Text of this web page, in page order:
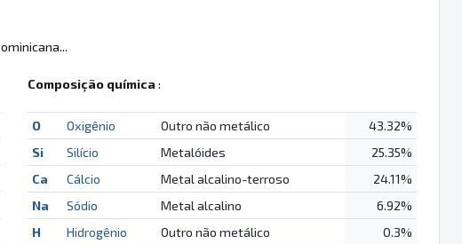
Composição química :
O Oxigênio Outro não metálico
43.32%
Si
Silício Metalóides
25.35%
Ca
Cálcio Metal alcalino-terroso
24.11%
Na
Sódio Metal alcalino
6.92%
H
Hidrogênio Outro não metálico
0.3%